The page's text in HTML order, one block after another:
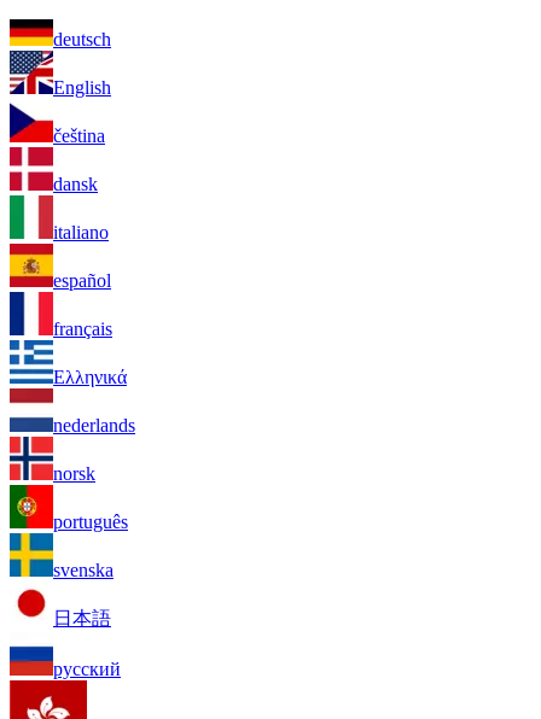
deutsch
English
čeština
dansk
italiano
español
français
Ελληνικά
nederlands
norsk
português
svenska
日本語
русский